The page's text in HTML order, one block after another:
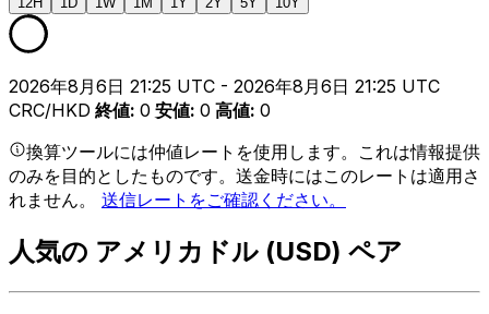
2026年8月6日 21:25 UTC - 2026年8月6日 21:25 UTC
CRC/HKD 終値: 0 安値: 0 高値: 0
換算ツールには仲値レートを使用します。これは情報提供
のみを目的としたものです。送金時にはこのレートは適用さ
れません。 送信レートをご確認ください。
人気の アメリカドル (USD) ペア